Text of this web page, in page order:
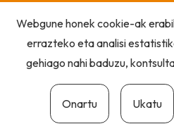
Webgune honek cookie-ak
errazteko eta analisi
gehiago nahi baduzu,
Onartu Ukatu